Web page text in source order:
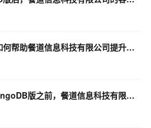
阿里云数据库MongoDB版如何帮助餐道信息科技有限公司提升数据安全等级？
在没有使用阿里云数据库MongoDB版之前，餐道信息科技有限公司面临哪些技术挑战？